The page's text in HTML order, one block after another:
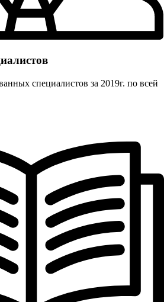
специалистов за 2019г. по всей